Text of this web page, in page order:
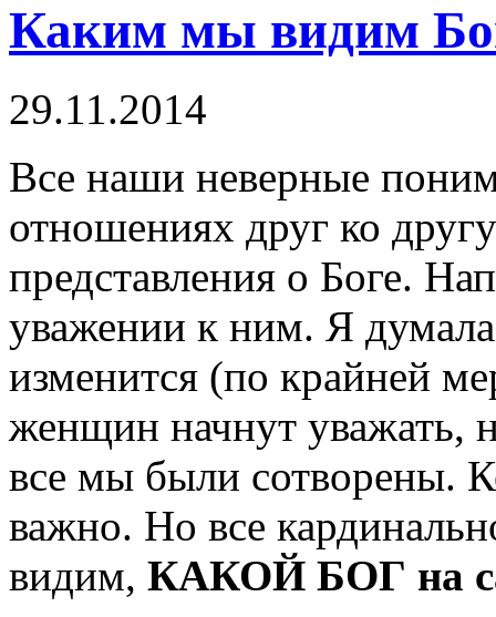
Каким мы видим
29.11.2014
Все наши неверные
отношениях друг ко
представления о Боге.
уважении к ним. Я
изменится (по крайней
женщин начнут уважать,
все мы были сотворены.
важно. Но все
видим, КАКОЙ БОГ на